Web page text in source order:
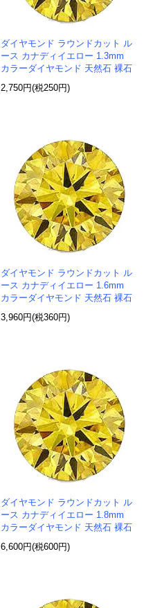
ダイヤモンド ラウンドカット ル
ース カナディイエロー 1.3mm
カラーダイヤモンド 天然石 裸石
2,750円(税250円)
ダイヤモンド ラウンドカット ル
ース カナディイエロー 1.6mm
カラーダイヤモンド 天然石 裸石
3,960円(税360円)
ダイヤモンド ラウンドカット ル
ース カナディイエロー 1.8mm
カラーダイヤモンド 天然石 裸石
6,600円(税600円)